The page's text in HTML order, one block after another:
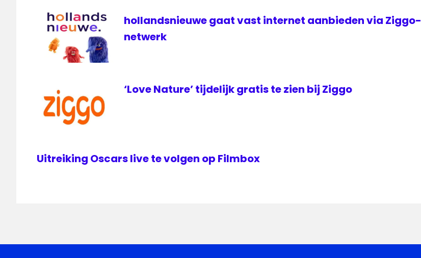
hollandsnieuwe gaat vast internet aanbieden via Ziggo-
netwerk
‘Love Nature’ tijdelijk gratis te zien bij Ziggo
Uitreiking Oscars live te volgen op Filmbox